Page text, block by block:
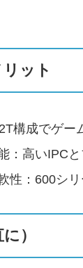
ット
構成でゲー
：高いIPC
性：600シ
）